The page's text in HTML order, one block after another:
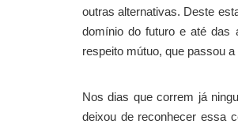
outras alternativas. Deste
domínio do futuro e até das
respeito mútuo, que passou a
Nos dias que correm já
deixou de reconhecer essa